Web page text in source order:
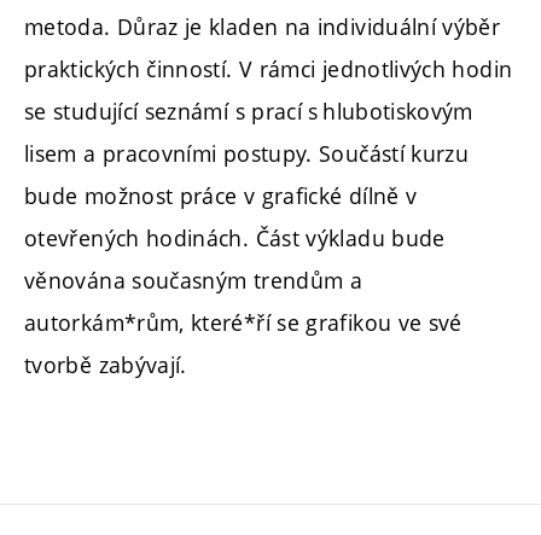
metoda. Důraz je kladen na individuální výběr
praktických činností. V rámci jednotlivých hodin
se studující seznámí s prací s hlubotiskovým
lisem a pracovními postupy. Součástí kurzu
bude možnost práce v grafické dílně v
otevřených hodinách. Část výkladu bude
věnována současným trendům a
autorkám*rům, které*ří se grafikou ve své
tvorbě zabývají.